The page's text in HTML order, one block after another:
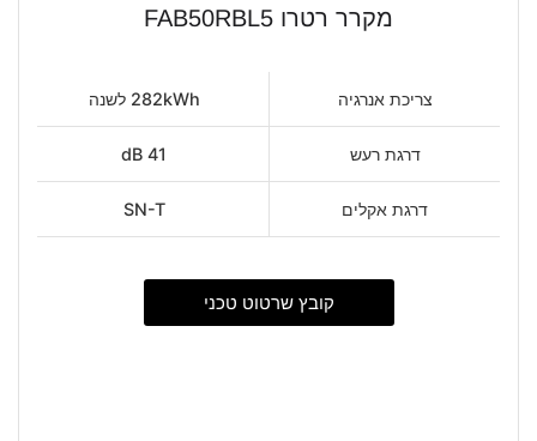
מקרר רטרו FAB50RBL5
צריכת אנרגיה 282kWh לשנה
דרגת רעש 41 dB
דרגת אקלים SN-T
קובץ שרטוט טכני